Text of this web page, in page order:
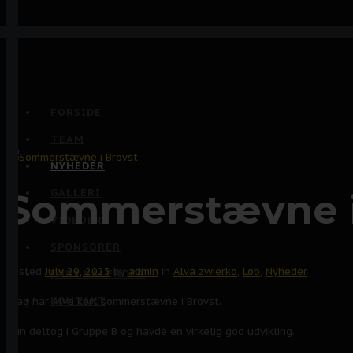
NYHEDER
VIDEOER
LØBS KALENDER
KONTAKT
Sommerstævne
Posted July 29, 2023 by admin in Alva zwierko Løb Nyheder
Idag har Alva kørt sommerstævne i Brovst.
Hun deltog i Gruppe B og havde en virkelig god udvikling.